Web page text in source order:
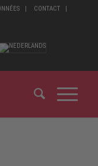
CONTACT